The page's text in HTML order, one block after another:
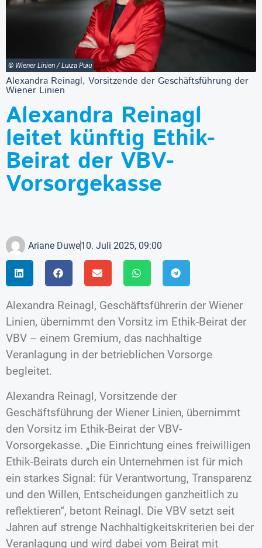
© Wiener Linien / Luiza Puiu
Alexandra Reinagl, Vorsitzende der Geschäftsführung der
Wiener Linien
Alexandra Reinagl
leitet künftig Ethik-
Beirat der VBV-
Vorsorgekasse
Ariane Duwe10. Juli 2025, 09:00
Alexandra Reinagl, Geschäftsführerin der Wiener
Linien, übernimmt den Vorsitz im Ethik-Beirat der
VBV – einem Gremium, das nachhaltige
Veranlagung in der betrieblichen Vorsorge
begleitet.
Alexandra Reinagl, Vorsitzende der
Geschäftsführung der Wiener Linien, übernimmt
den Vorsitz im Ethik-Beirat der VBV-
Vorsorgekasse. „Die Einrichtung eines freiwilligen
Ethik-Beirats durch ein Unternehmen ist für mich
ein starkes Signal: für Verantwortung, Transparenz
und den Willen, Entscheidungen ganzheitlich zu
reflektieren“, betont Reinagl. Die VBV setzt seit
Jahren auf strenge Nachhaltigkeitskriterien bei der
Veranlagung und wird dabei vom Beirat mit